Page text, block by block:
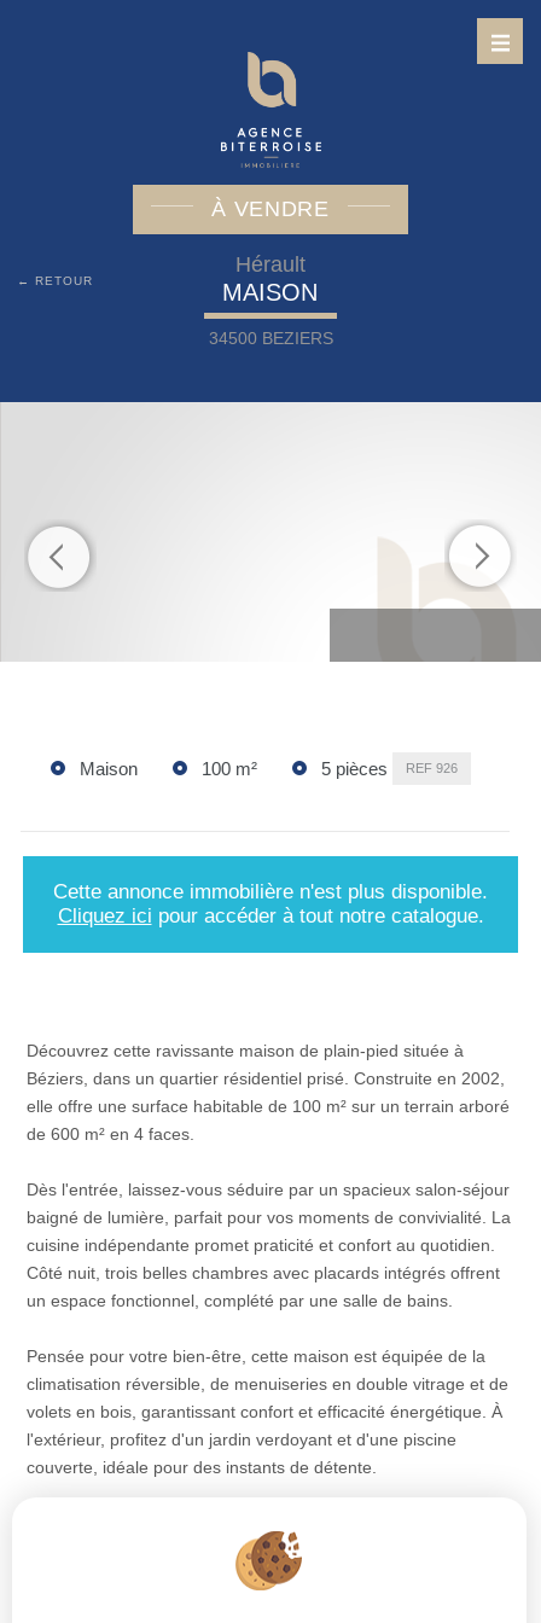
← RETOUR
À VENDRE
Hérault
MAISON
34500 BEZIERS
Maison 100 m² 5 pièces REF926
Cette annonce immobilière n'est plus disponible.
Cliquez ici pour accéder à tout notre catalogue.
Découvrez cette ravissante maison de plain-pied située à
Béziers, dans un quartier résidentiel prisé. Construite en 2002,
elle offre une surface habitable de 100 m² sur un terrain arboré
de 600 m² en 4 faces.
Dès l'entrée, laissez-vous séduire par un spacieux salon-séjour
baigné de lumière, parfait pour vos moments de convivialité. La
cuisine indépendante promet praticité et confort au quotidien.
Côté nuit, trois belles chambres avec placards intégrés offrent
un espace fonctionnel, complété par une salle de bains.
Pensée pour votre bien-être, cette maison est équipée de la
climatisation réversible, de menuiseries en double vitrage et de
volets en bois, garantissant confort et efficacité énergétique. À
l'extérieur, profitez d'un jardin verdoyant et d'une piscine
couverte, idéale pour des instants de détente.
d'environ 2 000 €, un atout économique non négligeable.
Située dans un environnement calme, à proximité des